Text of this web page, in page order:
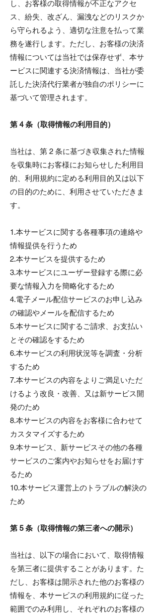
し、お客様の取得情報が不正なアクセ
ス、紛失、改ざん、漏洩などのリスクか
ら守られるよう、適切な注意を払って業
務を遂行します。ただし、お客様の決済
情報については当社では保存せず、本サ
ービスに関連する決済情報は、当社が委
託した決済代行業者が独自のポリシーに
基づいて管理されます。
第 4 条（取得情報の利用目的）
当社は、第 2 条に基づき収集された情報
を収集時にお客様にお知らせした利用目
的、利用規約に定める利用目的又は以下
の目的のために、利用させていただきま
す。
1.本サービスに関する各種事項の連絡や
情報提供を行うため
2.本サービスを提供するため
3.本サービスにユーザー登録する際に必
要な情報入力を簡略化するため
4.電子メール配信サービスのお申し込み
の確認やメールを配信するため
5.本サービスに関するご請求、お支払い
とその確認をするため
6.本サービスの利用状況等を調査・分析
するため
7.本サービスの内容をよりご満足いただ
けるよう改良・改善、又は新サービス開
発のため
8.本サービスの内容をお客様に合わせて
カスタマイズするため
9.本サービス、新サービスその他の各種
サービスのご案内やお知らせをお届けす
るため
10.本サービス運営上のトラブルの解決の
ため
第 5 条（取得情報の第三者への開示）
当社は、以下の場合において、取得情報
を第三者に提供することがあります。た
だし、お客様は開示された他のお客様の
情報を、本サービスの利用規約に従った
範囲でのみ利用し、それぞれのお客様の